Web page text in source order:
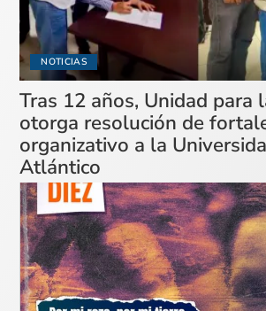
NOTICIAS
Tras 12 años, Unidad para
otorga resolución de
organizativo a la
Atlántico